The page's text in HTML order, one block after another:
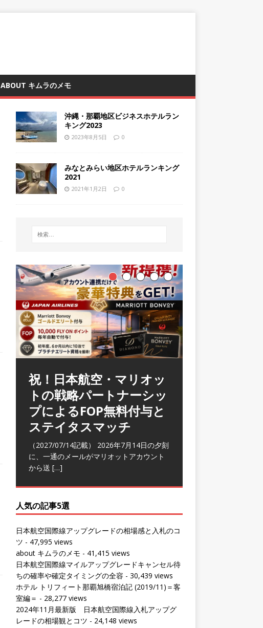
ABOUT キムラのメモ
沖縄・那覇地区ビジネスホテルラン
キング2023
2023年8月5日 0
みなとみらい地区ホテルランキング
2021
2021年1月2日 0
祝！日本航空・マリオッ
トの戦略パートナーシッ
プによるFOP無料付与と
ステイタスマッチ
（2027/07/14記載） 2026年7月14日の夕刻
に、一通のメールがマリオットアカウント
から送 […]
ラウンジ 華 那覇空港
(2026/05)
（2026/06/07記載） 2026年5月下旬の平日
に那覇を訪れた際に利用した。 こちらのラ
ウンジ
[…]
人気の記事5選
日本航空国際線アップグレードの相場感と入札のコ
ツ - 47,995 views
about キムラのメモ - 41,415 views
日本航空国際線マイルアップグレードキャンセル待
ちの確率や確定タイミングの全容 - 30,439 views
ホテル トリフィート那覇旭橋宿泊記 (2019/11)＝客
室編＝ - 28,277 views
2024年11月最新版 日本航空国際線入札アップグ
レードの相場観とコツ - 24,148 views